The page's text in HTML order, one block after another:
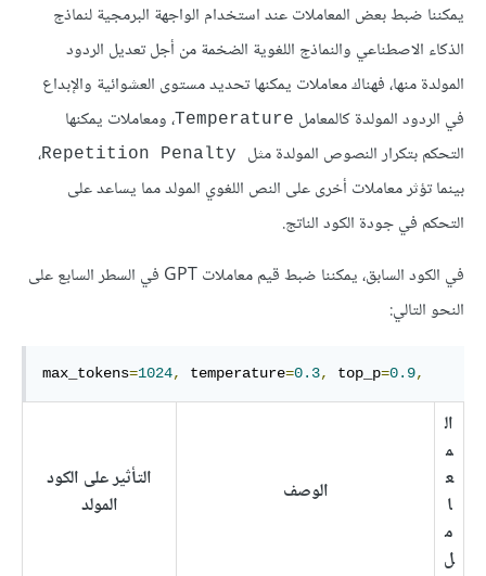
يمكننا ضبط بعض المعاملات عند استخدام الواجهة البرمجية لنماذج
الذكاء الاصطناعي والنماذج اللغوية الضخمة من أجل تعديل الردود
المولدة منها، فهناك معاملات يمكنها تحديد مستوى العشوائية والإبداع
في الردود المولدة كالمعامل Temperature، ومعاملات يمكنها
التحكم بتكرار النصوص المولدة مثل
،
بينما تؤثر معاملات أخرى على النص اللغوي المولد مما يساعد على
التحكم في جودة الكود الناتج.
في الكود السابق، يمكننا ضبط قيم معاملات GPT في السطر السابع على
النحو التالي:
max_tokens=1024, temperature=0.3, top_p=0.9,
ال
م
ع
ا
م
ل
الوصف
التأثير على الكود
المولد